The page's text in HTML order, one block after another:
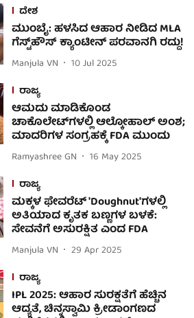
ದೇಶ
ಮುಂಬೈ: ಹಳಸಿದ ಆಹಾರ ನೀಡಿದ MLA
ಗೆಸ್ಟ್​ಹೌಸ್ ಕ್ಯಾಂಟೀನ್ ಪರವಾನಗಿ ರದ್ದು!
Manjula VN
10 Jul 2025
ರಾಜ್ಯ
ಆಮದು ಮಾಡಿಕೊಂಡ
ಚಾಕೊಲೇಟ್‌ಗಳಲ್ಲಿ ಆಲ್ಕೋಹಾಲ್ ಅಂಶ;
ಮಾದರಿಗಳ ಸಂಗ್ರಹಕ್ಕೆ FDA ಮುಂದು
Ramyashree GN
16 May 2025
ರಾಜ್ಯ
ಮಕ್ಕಳ ಫೇವರೆಟ್ 'Doughnut'ಗಳಲ್ಲಿ
ಅತಿಯಾದ ಕೃತಕ ಬಣ್ಣಗಳ ಬಳಕೆ:
ಸೇವನೆಗೆ ಅಸುರಕ್ಷಿತ ಎಂದ FDA
Manjula VN
29 Apr 2025
ರಾಜ್ಯ
IPL 2025: ಆಹಾರ ಸುರಕ್ಷತೆಗೆ ಹೆಚ್ಚಿನ
ಆದ್ಯತೆ, ಚಿನ್ನಸ್ವಾಮಿ ಕ್ರೀಡಾಂಗಣದ